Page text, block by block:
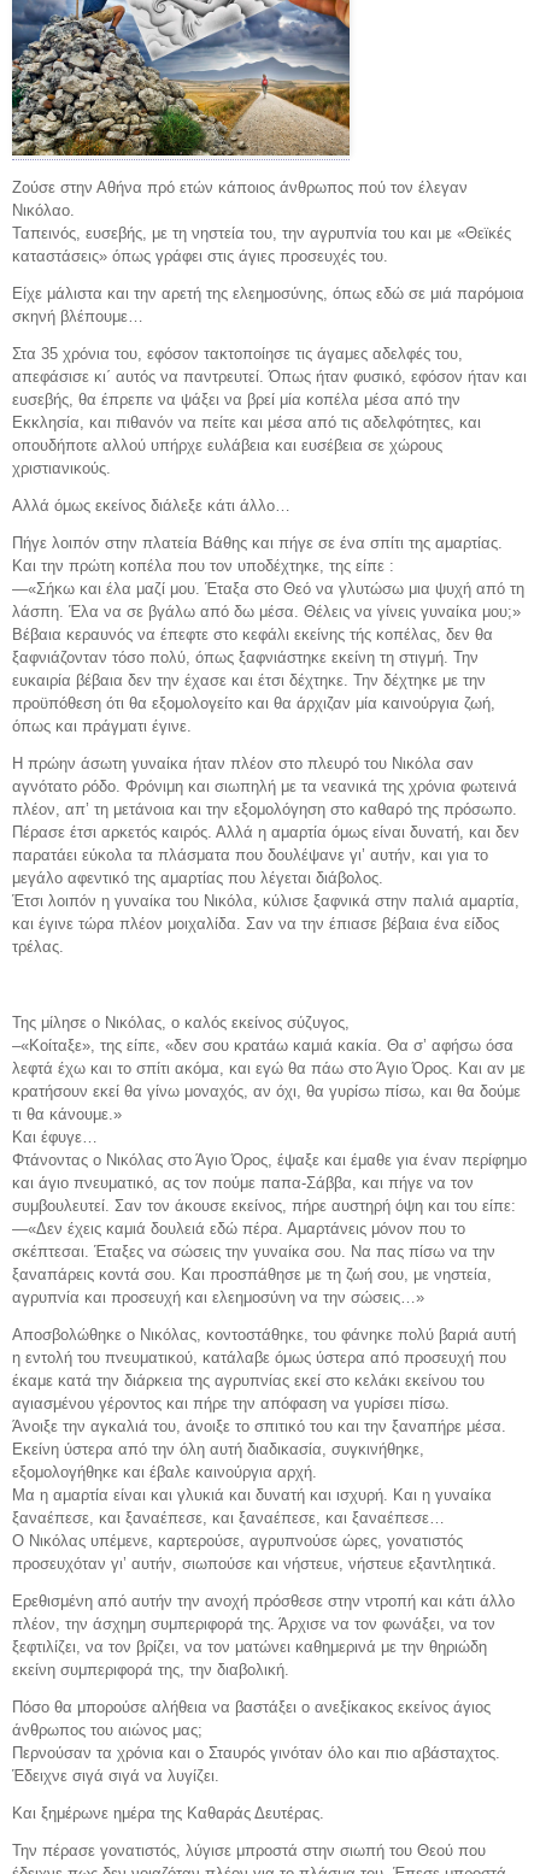
Ζούσε στην Αθήνα πρό ετών κάποιος άνθρωπος πού τον έλεγαν
Νικόλαο.
Ταπεινός, ευσεβής, με τη νηστεία του, την αγρυπνία του και με «Θεϊκές
καταστάσεις» όπως γράφει στις άγιες προσευχές του.
Είχε μάλιστα και την αρετή της ελεημοσύνης, όπως εδώ σε μιά παρόμοια
σκηνή βλέπουμε…
Στα 35 χρόνια του, εφόσον τακτοποίησε τις άγαμες αδελφές του,
απεφάσισε κι΄ αυτός να παντρευτεί. Όπως ήταν φυσικό, εφόσον ήταν και
ευσεβής, θα έπρεπε να ψάξει να βρεί μία κοπέλα μέσα από την
Εκκλησία, και πιθανόν να πείτε και μέσα από τις αδελφότητες, και
οπουδήποτε αλλού υπήρχε ευλάβεια και ευσέβεια σε χώρους
χριστιανικούς.
Αλλά όμως εκείνος διάλεξε κάτι άλλο…
Πήγε λοιπόν στην πλατεία Βάθης και πήγε σε ένα σπίτι της αμαρτίας.
Και την πρώτη κοπέλα που τον υποδέχτηκε, της είπε :
—«Σήκω και έλα μαζί μου. Έταξα στο Θεό να γλυτώσω μια ψυχή από τη
λάσπη. Έλα να σε βγάλω από δω μέσα. Θέλεις να γίνεις γυναίκα μου;»
Βέβαια κεραυνός να έπεφτε στο κεφάλι εκείνης τής κοπέλας, δεν θα
ξαφνιάζονταν τόσο πολύ, όπως ξαφνιάστηκε εκείνη τη στιγμή. Την
ευκαιρία βέβαια δεν την έχασε και έτσι δέχτηκε. Την δέχτηκε με την
προϋπόθεση ότι θα εξομολογείτο και θα άρχιζαν μία καινούργια ζωή,
όπως και πράγματι έγινε.
Η πρώην άσωτη γυναίκα ήταν πλέον στο πλευρό του Νικόλα σαν
αγνότατο ρόδο. Φρόνιμη και σιωπηλή με τα νεανικά της χρόνια φωτεινά
πλέον, απ’ τη μετάνοια και την εξομολόγηση στο καθαρό της πρόσωπο.
Πέρασε έτσι αρκετός καιρός. Αλλά η αμαρτία όμως είναι δυνατή, και δεν
παρατάει εύκολα τα πλάσματα που δουλέψανε γι’ αυτήν, και για το
μεγάλο αφεντικό της αμαρτίας που λέγεται διάβολος.
Έτσι λοιπόν η γυναίκα του Νικόλα, κύλισε ξαφνικά στην παλιά αμαρτία,
και έγινε τώρα πλέον μοιχαλίδα. Σαν να την έπιασε βέβαια ένα είδος
τρέλας.
Της μίλησε ο Νικόλας, ο καλός εκείνος σύζυγος,
–«Κοίταξε», της είπε, «δεν σου κρατάω καμιά κακία. Θα σ’ αφήσω όσα
λεφτά έχω και το σπίτι ακόμα, και εγώ θα πάω στο Άγιο Όρος. Και αν με
κρατήσουν εκεί θα γίνω μοναχός, αν όχι, θα γυρίσω πίσω, και θα δούμε
τι θα κάνουμε.»
Και έφυγε…
Φτάνοντας ο Νικόλας στο Άγιο Όρος, έψαξε και έμαθε για έναν περίφημο
και άγιο πνευματικό, ας τον πούμε παπα-Σάββα, και πήγε να τον
συμβουλευτεί. Σαν τον άκουσε εκείνος, πήρε αυστηρή όψη και του είπε:
—«Δεν έχεις καμιά δουλειά εδώ πέρα. Αμαρτάνεις μόνον που το
σκέπτεσαι. Έταξες να σώσεις την γυναίκα σου. Να πας πίσω να την
ξαναπάρεις κοντά σου. Και προσπάθησε με τη ζωή σου, με νηστεία,
αγρυπνία και προσευχή και ελεημοσύνη να την σώσεις…»
Αποσβολώθηκε ο Νικόλας, κοντοστάθηκε, του φάνηκε πολύ βαριά αυτή
η εντολή του πνευματικού, κατάλαβε όμως ύστερα από προσευχή που
έκαμε κατά την διάρκεια της αγρυπνίας εκεί στο κελάκι εκείνου του
αγιασμένου γέροντος και πήρε την απόφαση να γυρίσει πίσω.
Άνοιξε την αγκαλιά του, άνοιξε το σπιτικό του και την ξαναπήρε μέσα.
Εκείνη ύστερα από την όλη αυτή διαδικασία, συγκινήθηκε,
εξομολογήθηκε και έβαλε καινούργια αρχή.
Μα η αμαρτία είναι και γλυκιά και δυνατή και ισχυρή. Και η γυναίκα
ξαναέπεσε, και ξαναέπεσε, και ξαναέπεσε, και ξαναέπεσε…
Ο Νικόλας υπέμενε, καρτερούσε, αγρυπνούσε ώρες, γονατιστός
προσευχόταν γι’ αυτήν, σιωπούσε και νήστευε, νήστευε εξαντλητικά.
Ερεθισμένη από αυτήν την ανοχή πρόσθεσε στην ντροπή και κάτι άλλο
πλέον, την άσχημη συμπεριφορά της. Άρχισε να τον φωνάξει, να τον
ξεφτιλίζει, να τον βρίζει, να τον ματώνει καθημερινά με την θηριώδη
εκείνη συμπεριφορά της, την διαβολική.
Πόσο θα μπορούσε αλήθεια να βαστάξει ο ανεξίκακος εκείνος άγιος
άνθρωπος του αιώνος μας;
Περνούσαν τα χρόνια και ο Σταυρός γινόταν όλο και πιο αβάσταχτος.
Έδειχνε σιγά σιγά να λυγίζει.
Και ξημέρωνε ημέρα της Καθαράς Δευτέρας.
Την πέρασε γονατιστός, λύγισε μπροστά στην σιωπή του Θεού που